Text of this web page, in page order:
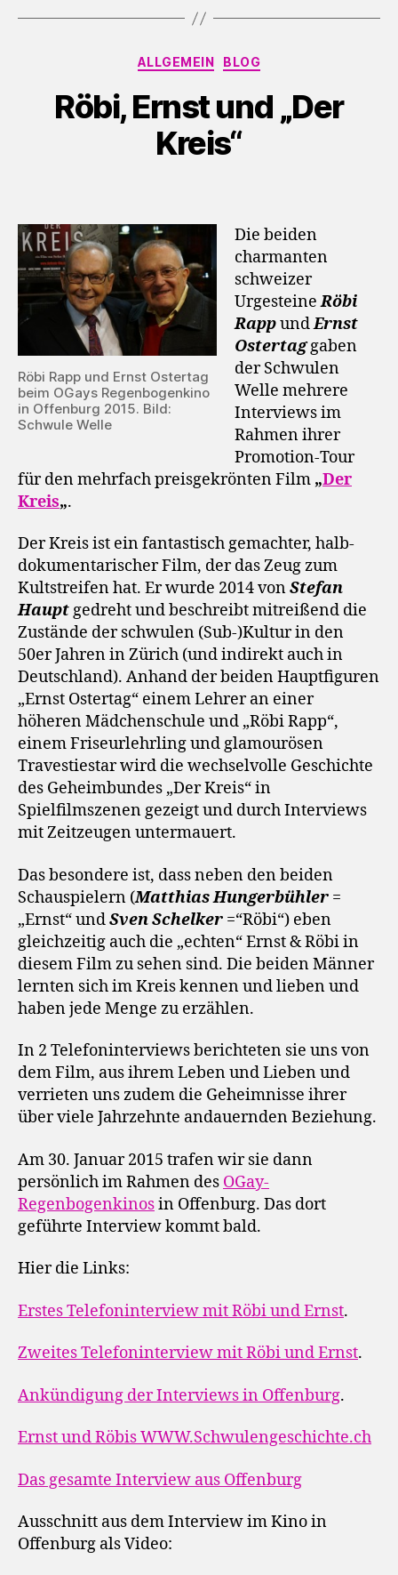
Kategorien
ALLGEMEIN BLOG
Röbi, Ernst und „Der
Kreis“
Röbi Rapp und Ernst Ostertag
beim OGays Regenbogenkino
in Offenburg 2015. Bild:
Schwule Welle
Die beiden
charmanten
schweizer
UrgesteineRöbi
RappundErnst
Ostertaggaben
der Schwulen
Welle mehrere
Interviews im
Rahmen ihrer
Promotion-Tour
für den mehrfach preisgekrönten Film „Der
Kreis„.
Der Kreis ist ein fantastisch gemachter, halb-
dokumentarischer Film, der das Zeug zum
Kultstreifen hat. Er wurde 2014 vonStefan
Hauptgedreht und beschreibt mitreißend die
Zustände der schwulen (Sub-)Kultur in den
50er Jahren in Zürich (und indirekt auch in
Deutschland). Anhand der beiden Hauptfiguren
„Ernst Ostertag“ einem Lehrer an einer
höheren Mädchenschule und „Röbi Rapp“,
einem Friseurlehrling und glamourösen
Travestiestar wird die wechselvolle Geschichte
des Geheimbundes „Der Kreis“ in
Spielfilmszenen gezeigt und durch Interviews
mit Zeitzeugen untermauert.
Das besondere ist, dass neben den beiden
Schauspielern (Matthias Hungerbühler =
„Ernst“ undSven Schelker =“Röbi“) eben
gleichzeitig auch die „echten“ Ernst & Röbi in
diesem Film zu sehen sind. Die beiden Männer
lernten sich im Kreis kennen und lieben und
haben jede Menge zu erzählen.
In 2 Telefoninterviews berichteten sie uns von
dem Film, aus ihrem Leben und Lieben und
verrieten uns zudem die Geheimnisse ihrer
über viele Jahrzehnte andauernden Beziehung.
Am 30. Januar 2015 trafen wir sie dann
persönlich im Rahmen des OGay-
Regenbogenkinosin Offenburg. Das dort
geführte Interview kommt bald.
Hier die Links:
Erstes Telefoninterview mit Röbi und Ernst.
Zweites Telefoninterview mit Röbi und Ernst.
Ankündigung der Interviews in Offenburg.
Ernst und Röbis WWW.Schwulengeschichte.ch
Das gesamte Interview aus Offenburg
Ausschnitt aus dem Interview im Kino in
Offenburg als Video: